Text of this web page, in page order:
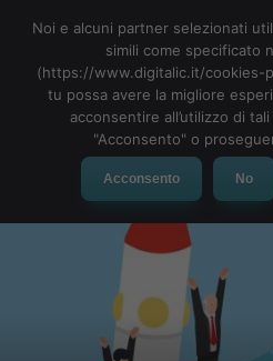
MENU
Noi e alcuni partner selezionati
simili come specificato
(https://www.digitalic.it/cookies-
tu possa avere la migliore
acconsentire all’utilizzo di
"Acconsento" o
Acconsento No